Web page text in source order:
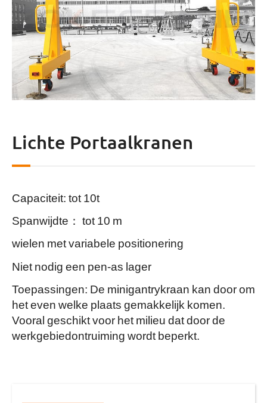
Lichte Portaalkranen
Capaciteit: tot 10t
Spanwijdte： tot 10 m
wielen met variabele positionering
Niet nodig een pen-as lager
Toepassingen: De minigantrykraan kan door om
het even welke plaats gemakkelijk komen.
Vooral geschikt voor het milieu dat door de
werkgebiedontruiming wordt beperkt.